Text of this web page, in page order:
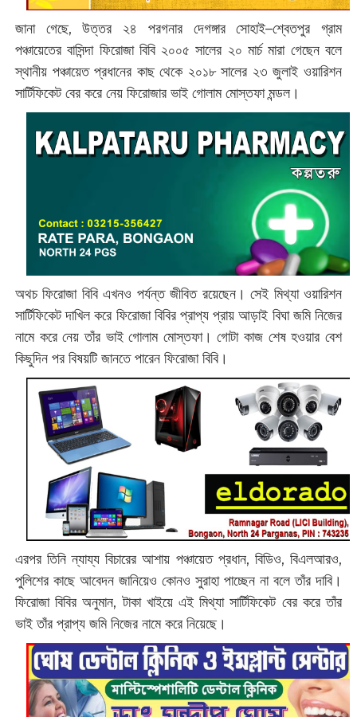
জানা গেছে, উত্তর ২৪ পরগনার দেগঙ্গার সোহাই–শ্বেতপুর গ্রাম
পঞ্চায়েতের বাসিন্দা ফিরোজা বিবি ২০০৫ সালের ২০ মার্চ মারা গেছেন বলে
স্থানীয় পঞ্চায়েত প্রধানের কাছ থেকে ২০১৮ সালের ২৩ জুলাই ওয়ারিশন
সার্টিফিকেট বের করে নেয় ফিরোজার ভাই গোলাম মোস্তফা মন্ডল।
অথচ ফিরোজা বিবি এখনও পর্যন্ত জীবিত রয়েছেন। সেই মিথ্যা ওয়ারিশন
সার্টিফিকেট দাখিল করে ফিরোজা বিবির প্রাপ্য প্রায় আড়াই বিঘা জমি নিজের
নামে করে নেয় তাঁর ভাই গোলাম মোস্তফা। গোটা কাজ শেষ হওয়ার বেশ
কিছুদিন পর বিষয়টি জানতে পারেন ফিরোজা বিবি।
এরপর তিনি ন্যায্য বিচারের আশায় পঞ্চায়েত প্রধান, বিডিও, বিএলআরও,
পুলিশের কাছে আবেদন জানিয়েও কোনও সুরাহা পাচ্ছেন না বলে তাঁর দাবি।
ফিরোজা বিবির অনুমান, টাকা খাইয়ে এই মিথ্যা সার্টিফিকেট বের করে তাঁর
ভাই তাঁর প্রাপ্য জমি নিজের নামে করে নিয়েছে।